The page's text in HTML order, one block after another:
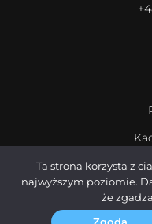
Ta strona korzysta z
najwyższym poziomie.
że
Zgoda